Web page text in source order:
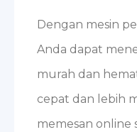
Dengan mesin
Anda dapat
murah dan
cepat dan lebih
memesan online